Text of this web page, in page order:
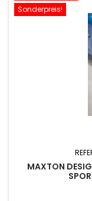
Sonderpreis!
MAXTON